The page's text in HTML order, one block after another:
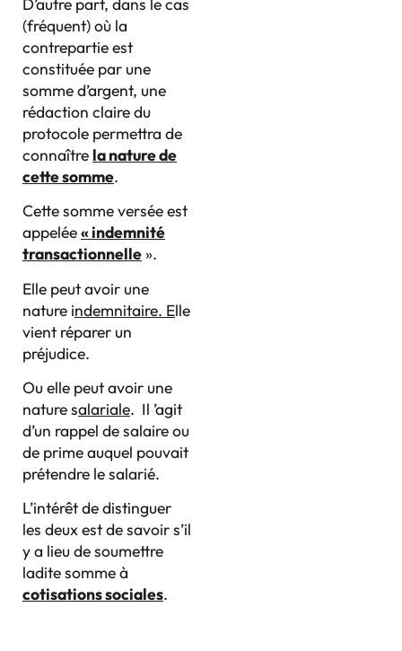
(fréquent) où la
contrepartie est
constituée par une
somme d’argent, une
rédaction claire du
protocole permettra de
connaître la nature de
cette somme.
Cette somme versée est
appelée« indemnité
transactionnelle ».
Elle peut avoir une
nature indemnitaire. Elle
vient réparer un
préjudice.
Ou elle peut avoir une
nature salariale. Il ’agit
d’un rappel de salaire ou
de prime auquel pouvait
prétendre le salarié.
L’intérêt de distinguer
les deux est de savoir s’il
y a lieu de soumettre
ladite somme à
cotisations sociales.